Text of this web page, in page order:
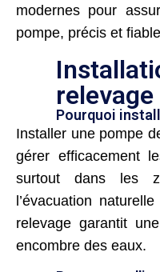
modernes pour
pompe, précis et
relevage
Pourquoi
Installer une pompe
gérer efficacement
surtout dans les
l’évacuation
relevage garantit
encombre des eaux.